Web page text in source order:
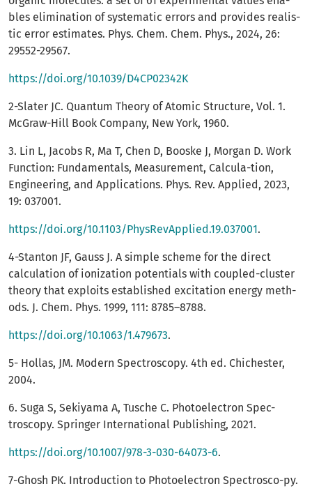
bles elimination of systematic errors and provides realis-
tic error estimates. Phys. Chem. Chem. Phys., 2024, 26:
29552-29567.
https://doi.org/10.1039/D4CP02342K
2-Slater JC. Quantum Theory of Atomic Structure, Vol. 1.
McGraw-Hill Book Company, New York, 1960.
3. Lin L, Jacobs R, Ma T, Chen D, Booske J, Morgan D. Work
Function: Fundamentals, Measurement, Calcula-tion,
Engineering, and Applications. Phys. Rev. Applied, 2023,
19: 037001.
https://doi.org/10.1103/PhysRevApplied.19.037001.
4-Stanton JF, Gauss J. A simple scheme for the direct
calculation of ionization potentials with coupled-cluster
theory that exploits established excitation energy meth-
ods. J. Chem. Phys. 1999, 111: 8785–8788.
https://doi.org/10.1063/1.479673.
5- Hollas, JM. Modern Spectroscopy. 4th ed. Chichester,
2004.
6. Suga S, Sekiyama A, Tusche C. Photoelectron Spec-
troscopy. Springer International Publishing, 2021.
https://doi.org/10.1007/978-3-030-64073-6.
7-Ghosh PK. Introduction to Photoelectron Spectrosco-py.